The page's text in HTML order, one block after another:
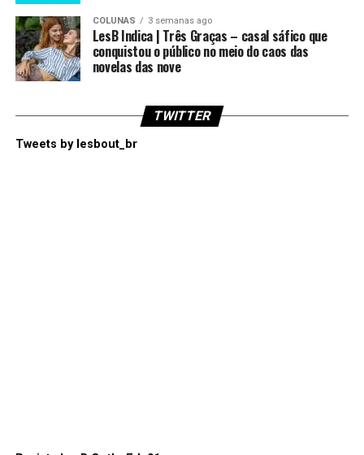
COLUNAS 3 semanas ago
LesB Indica | Três Graças – casal sáfico que
conquistou o público no meio do caos das
novelas das nove
TWITTER
Tweets by lesbout_br